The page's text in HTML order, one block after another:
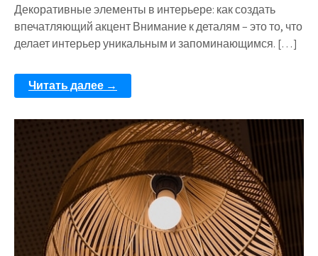
Декоративные элементы в интерьере: как создать
впечатляющий акцент Внимание к деталям – это то, что
делает интерьер уникальным и запоминающимся. […]
Читать далее →